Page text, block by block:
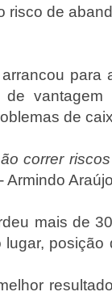
risco de
para
de
de
correr
Armindo Araújo
mais de
lugar,